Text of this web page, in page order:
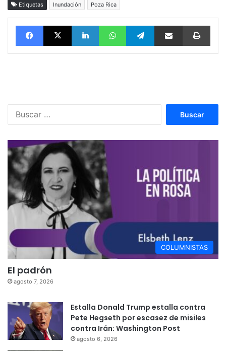
Etiquetas Inundación Poza Rica
FacebookX LinkedInWhatsAppTelegramvía email
COLUMNISTAS
El padrón
agosto 7, 2026
Estalla Donald Trump estalla contra
Pete Hegseth por escasez de misiles
contra Irán: Washington Post
agosto 6, 2026